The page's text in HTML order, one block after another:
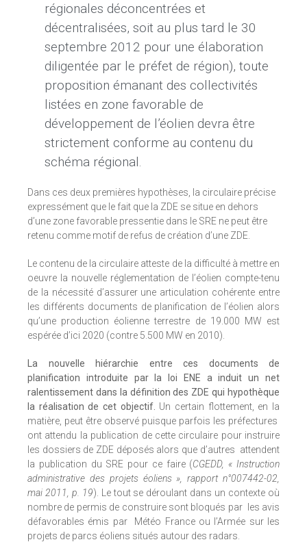
régionales déconcentrées et
décentralisées, soit au plus tard le 30
septembre 2012 pour une élaboration
diligentée par le préfet de région), toute
proposition émanant des collectivités
listées en zone favorable de
développement de l’éolien devra être
strictement conforme au contenu du
schéma régional.
Dans ces deux premières hypothèses, la circulaire précise
expressément que le fait que la ZDE se situe en dehors
d’une zone favorable pressentie dans le SRE ne peut être
retenu comme motif de refus de création d’une ZDE.
Le contenu de la circulaire atteste de la difficulté à mettre en
oeuvre la nouvelle réglementation de l’éolien compte-tenu
de la nécessité d’assurer une articulation cohérente entre
les différents documents de planification de l’éolien alors
qu’une production éolienne terrestre de 19.000 MW est
espérée d’ici 2020 (contre 5.500 MW en 2010).
La nouvelle hiérarchie entre ces documents de
planification introduite par la loi ENE a induit un net
ralentissement dans la définition des ZDE qui hypothèque
la réalisation de cet objectif. Un certain flottement, en la
matière, peut être observé puisque parfois les préfectures
ont attendu la publication de cette circulaire pour instruire
les dossiers de ZDE déposés alors que d’autres attendent
la publication du SRE pour ce faire (CGEDD, « Instruction
administrative des projets éoliens », rapport n°007442-02,
mai 2011, p. 19). Le tout se déroulant dans un contexte où
nombre de permis de construire sont bloqués par les avis
défavorables émis par Météo France ou l’Armée sur les
projets de parcs éoliens situés autour des radars.